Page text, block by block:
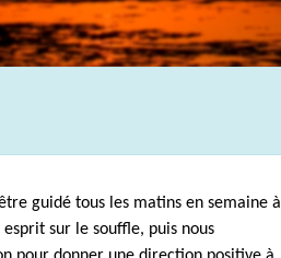
guidé tous les matins en semaine à
sur le souffle, puis nous